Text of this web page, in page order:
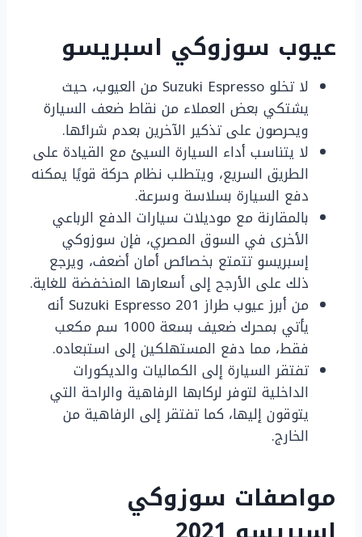
عيوب سوزوكي اسبريسو
لا تخلو Suzuki Espresso من العيوب، حيث
يشتكي بعض العملاء من نقاط ضعف السيارة
ويحرصون على تذكير الآخرين بعدم شرائها.
لا يتناسب أداء السيارة السيئ مع القيادة على
الطريق السريع، ويتطلب نظام حركة قويًا يمكنه
دفع السيارة بسلاسة وسرعة.
بالمقارنة مع موديلات سيارات الدفع الرباعي
الأخرى في السوق المصري، فإن سوزوكي
إسبريسو تتمتع بخصائص أمان أضعف، ويرجع
ذلك على الأرجح إلى أسعارها المنخفضة للغاية.
من أبرز عيوب طراز Suzuki Espresso 201 أنه
يأتي بمحرك ضعيف بسعة 1000 سم مكعب
فقط، مما دفع المستهلكين إلى استبعاده.
تفتقر السيارة إلى الكماليات والديكورات
الداخلية لتوفر لركابها الرفاهية والراحة التي
يتوقون إليها، كما تفتقر إلى الرفاهية من
الخارج.
مواصفات سوزوكي